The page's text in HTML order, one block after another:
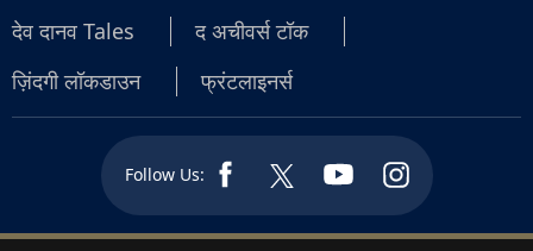
देव दानव Tales
द अचीवर्स टॉक
ज़िंदगी लॉकडाउन
फ्रंटलाइनर्स
Follow Us: